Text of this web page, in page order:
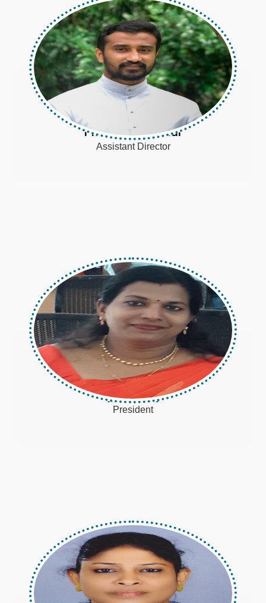
Fr. Anish Koothur
Assistant Director
Ujjwala Biju
President